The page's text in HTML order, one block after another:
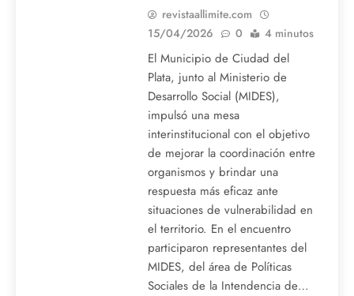
revistaallimite.com
15/04/2026
0 4 minutos
El Municipio de Ciudad del
Plata, junto al Ministerio de
Desarrollo Social (MIDES),
impulsó una mesa
interinstitucional con el objetivo
de mejorar la coordinación entre
organismos y brindar una
respuesta más eficaz ante
situaciones de vulnerabilidad en
el territorio. En el encuentro
participaron representantes del
MIDES, del área de Políticas
Sociales de la Intendencia de…